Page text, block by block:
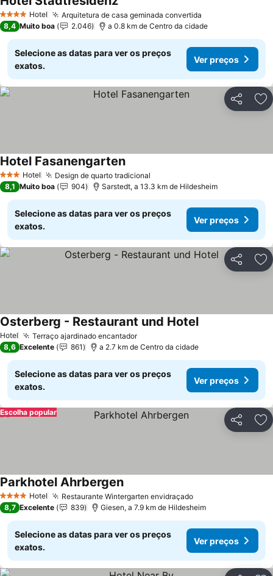
4 EstrelasHotel Arquitetura de casa geminada convertida
8,4 Muito boa 2.046 a 0.8 km de Centro da cidade
Selecione as datas para ver os preços
exatos.
Ver preços
Partilhar
3 EstrelasHotel Design de quarto tradicional
Hotel Fasanengarten
8,1 Muito boa 904 Sarstedt, a 13.3 km de Hildesheim
Selecione as datas para ver os preços
exatos.
Ver preços
Partilhar
Hotel Terraço ajardinado encantador
Osterberg - Restaurant und Hotel
8,6 Excelente 861 a 2.7 km de Centro da cidade
Selecione as datas para ver os preços
exatos.
Ver preços
Partilhar
Escolha popular
4 EstrelasHotel Restaurante Wintergarten envidraçado
Parkhotel Ahrbergen
8,7 Excelente 839 Giesen, a 7.9 km de Hildesheim
Selecione as datas para ver os preços
exatos.
Ver preços